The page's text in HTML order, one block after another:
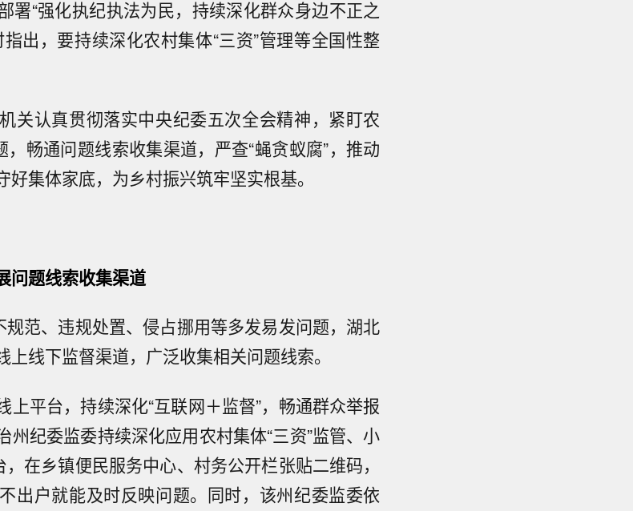
署“强化执纪执法为民，持续深化群众身边不正之
出，要持续深化农村集体“三资”管理等全国性整
关认真贯彻落实中央纪委五次全会精神，紧盯农
，畅通问题线索收集渠道，严查“蝇贪蚁腐”，推动
集体家底，为乡村振兴筑牢坚实根基。
问题线索收集渠道
规范、违规处置、侵占挪用等多发易发问题，湖北
线下监督渠道，广泛收集相关问题线索。
上平台，持续深化“互联网＋监督”，畅通群众举报
州纪委监委持续深化应用农村集体“三资”监管、小
在乡镇便民服务中心、村务公开栏张贴二维码，
出户就能及时反映问题。同时，该州纪委监委依